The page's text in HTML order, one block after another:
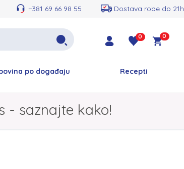
+381 69 66 98 55 Dostava robe do 21h
0 0
po događaju Recepti
- saznajte kako!